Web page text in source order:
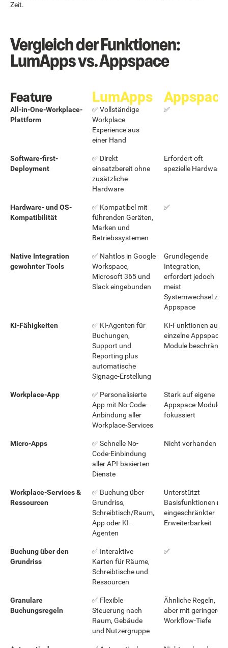
Zeit.
Vergleich der Funktionen:
LumApps vs. Appspace
Feature
All-in-One-Workplace-
Plattform
LumApps
✅ Vollständige
Workplace
Experience aus
einer Hand
Appspace
✅
Software-first-
Deployment
✅ Direkt
einsatzbereit ohne
zusätzliche
Hardware
Erfordert oft
spezielle Hardware
Hardware- und OS-
Kompatibilität
✅ Kompatibel mit
führenden Geräten,
Marken und
Betriebssystemen
✅
Native Integration
gewohnter Tools
✅ Nahtlos in Google
Workspace,
Microsoft 365 und
Slack eingebunden
Grundlegende
Integration,
erfordert jedoch
meist
Systemwechsel zu
Appspace
KI-Fähigkeiten
✅ KI-Agenten für
Buchungen,
Support und
Reporting plus
automatische
Signage-Erstellung
KI-Funktionen auf
einzelne Appspace-
Module beschränkt
Workplace-App
✅ Personalisierte
App mit No-Code-
Anbindung aller
Workplace-Services
Stark auf eigene
Appspace-Module
fokussiert
Micro-Apps
✅ Schnelle No-
Code-Einbindung
aller API-basierten
Dienste
Nicht vorhanden
Workplace-Services &
Ressourcen
✅ Buchung über
Grundriss,
Schreibtisch/Raum,
App oder KI-
Agenten
Unterstützt
Basisfunktionen mit
eingeschränkter
Erweiterbarkeit
Buchung über den
Grundriss
✅ Interaktive
Karten für Räume,
Schreibtische und
Ressourcen
✅
Granulare
Buchungsregeln
✅ Flexible
Steuerung nach
Raum, Gebäude
und Nutzergruppe
Ähnliche Regeln,
aber mit geringerer
Workflow-Tiefe